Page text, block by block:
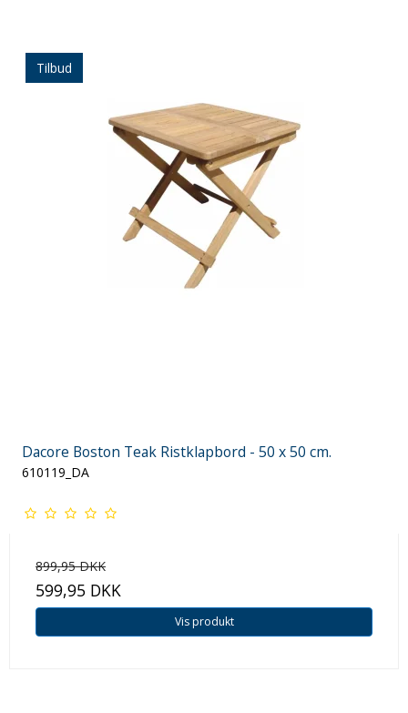
Tilbud
Dacore Boston Teak Ristklapbord - 50 x 50 cm.
610119_DA
899,95 DKK
599,95 DKK
Vis produkt